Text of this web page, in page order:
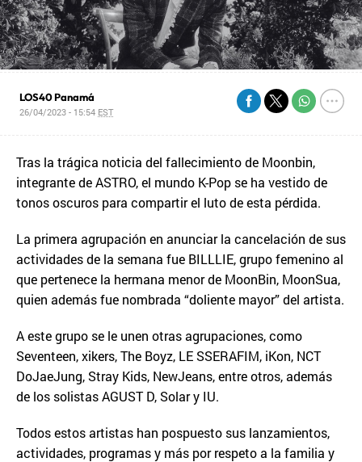
LOS40 Panamá
26/04/2023 - 15:54 EST
Tras la trágica noticia del fallecimiento de Moonbin,
integrante de ASTRO, el mundo K-Pop se ha vestido de
tonos oscuros para compartir el luto de esta pérdida.
La primera agrupación en anunciar la cancelación de sus
actividades de la semana fue BILLLIE, grupo femenino al
que pertenece la hermana menor de MoonBin, MoonSua,
quien además fue nombrada “doliente mayor” del artista.
A este grupo se le unen otras agrupaciones, como
Seventeen, xikers, The Boyz, LE SSERAFIM, iKon, NCT
DoJaeJung, Stray Kids, NewJeans, entre otros, además
de los solistas AGUST D, Solar y IU.
Todos estos artistas han pospuesto sus lanzamientos,
actividades, programas y más por respeto a la familia y